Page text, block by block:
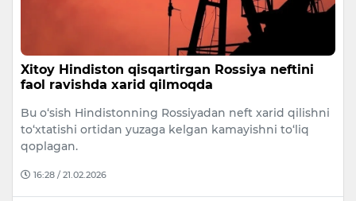
Xitoy Hindiston qisqartirgan Rossiya neftini
faol ravishda xarid qilmoqda
Bu o‘sish Hindistonning Rossiyadan neft xarid qilishni
to‘xtatishi ortidan yuzaga kelgan kamayishni to‘liq
qoplagan.
16:28 / 21.02.2026